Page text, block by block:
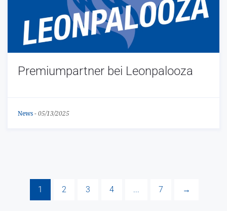
Premiumpartner bei Leonpalooza
News - 05/13/2025
1 2 3 4 ... 7 →